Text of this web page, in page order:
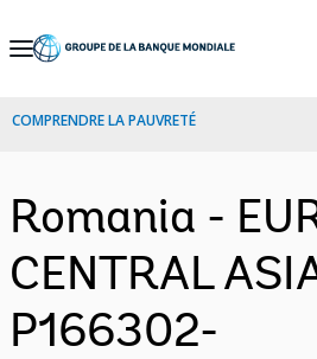
Skip
Navigation
COMPRENDRE LA PAUVRETÉ
Romania -
CENTRAL
P166302-